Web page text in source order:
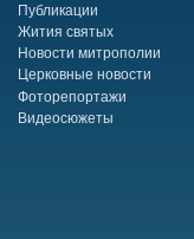
Публикации
Жития святых
Новости митрополии
Церковные новости
Фоторепортажи
Видеосюжеты